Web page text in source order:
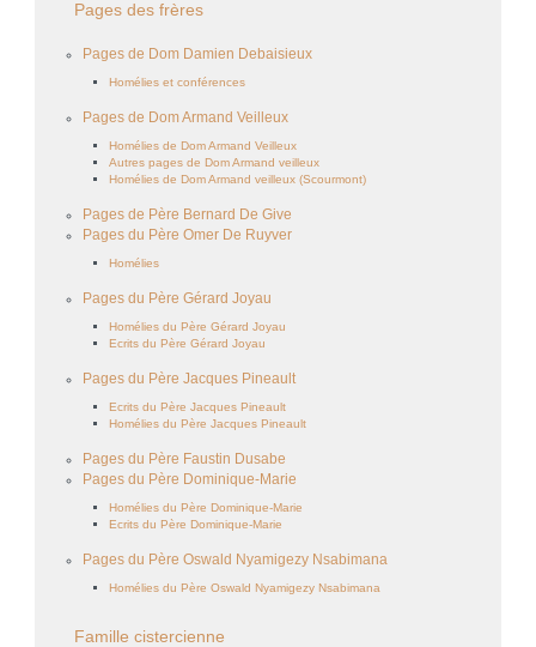
Pages des frères
Pages de Dom Damien Debaisieux
Homélies et conférences
Pages de Dom Armand Veilleux
Homélies de Dom Armand Veilleux
Autres pages de Dom Armand veilleux
Homélies de Dom Armand veilleux (Scourmont)
Pages de Père Bernard De Give
Pages du Père Omer De Ruyver
Homélies
Pages du Père Gérard Joyau
Homélies du Père Gérard Joyau
Ecrits du Père Gérard Joyau
Pages du Père Jacques Pineault
Ecrits du Père Jacques Pineault
Homélies du Père Jacques Pineault
Pages du Père Faustin Dusabe
Pages du Père Dominique-Marie
Homélies du Père Dominique-Marie
Ecrits du Père Dominique-Marie
Pages du Père Oswald Nyamigezy Nsabimana
Homélies du Père Oswald Nyamigezy Nsabimana
Famille cistercienne